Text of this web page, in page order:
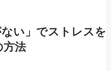
ない」でストレスを
方法